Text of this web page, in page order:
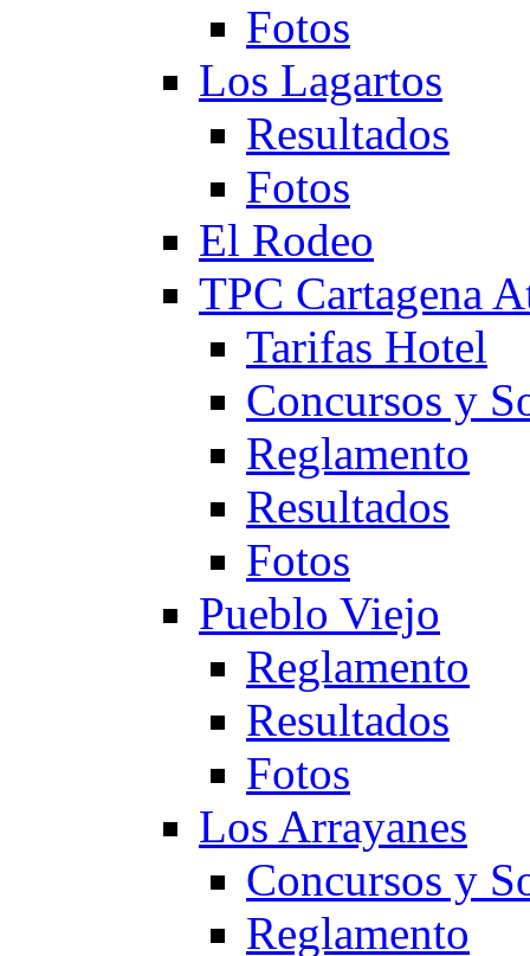
Fotos
Los Lagartos
Resultados
Fotos
El Rodeo
TPC Cartagena
Tarifas Hotel
Concursos y
Reglamento
Resultados
Fotos
Pueblo Viejo
Reglamento
Resultados
Fotos
Los Arrayanes
Concursos y
Reglamento